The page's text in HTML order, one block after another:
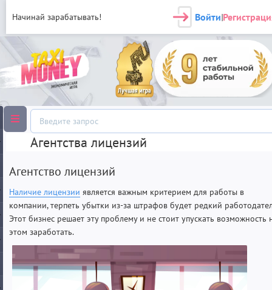
Начинай зарабатывать! Войти|
Агентства лицензий
Агентство лицензий
Наличие лицензии является важным критерием для работы в
компании, терпеть убытки из-за штрафов будет редкий
Этот бизнес решает эту проблему и не стоит упускать возможность
этом заработать.